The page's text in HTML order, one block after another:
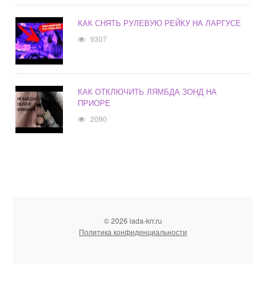
КАК СНЯТЬ РУЛЕВУЮ РЕЙКУ НА ЛАРГУСЕ
9307
КАК ОТКЛЮЧИТЬ ЛЯМБДА ЗОНД НА
ПРИОРЕ
2090
© 2026 lada-krr.ru
Политика конфиденциальности